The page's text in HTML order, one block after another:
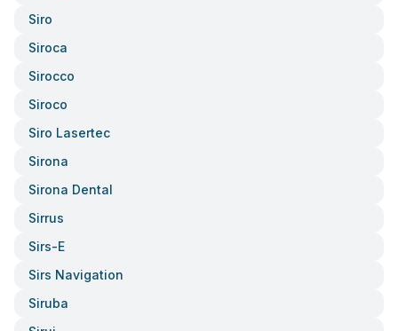
Siro
Siroca
Sirocco
Siroco
Siro Lasertec
Sirona
Sirona Dental
Sirrus
Sirs-E
Sirs Navigation
Siruba